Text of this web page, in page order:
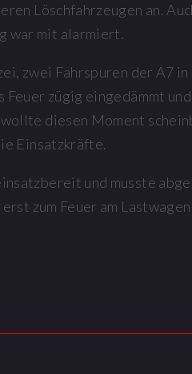
Löschfahrzeugen an.
war mit alarmiert.
zwei Fahrspuren der A7 in
zügig eingedämmt
diesen Moment
Einsatzkräfte.
und musste
zum Feuer am Lastwagen